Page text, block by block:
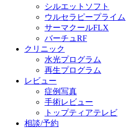
シルエットソフト
ウルセラピープライム
サーマクールFLX
バーチュRF
クリニック
水光プログラム
再生プログラム
レビュー
症例写真
手術レビュー
トップティアテレビ
相談/予約